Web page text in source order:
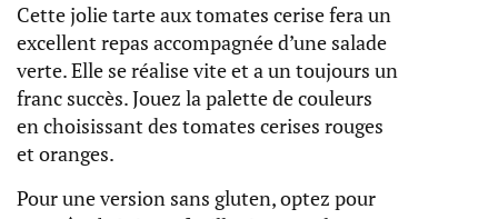
Cette jolie tarte aux tomates cerise fera un
excellent repas accompagnée d’une salade
verte. Elle se réalise vite et a un toujours un
franc succès. Jouez la palette de couleurs
en choisissant des tomates cerises rouges
et oranges.
Pour une version sans gluten, optez pour